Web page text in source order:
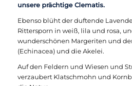
unsere prächtige Clematis.
Ebenso blüht der duftende
Rittersporn in weiß, lila und rosa,
wunderschönen Margeriten und
(Echinacea) und die Akelei.
Auf den Feldern und Wiesen und
verzaubert Klatschmohn und